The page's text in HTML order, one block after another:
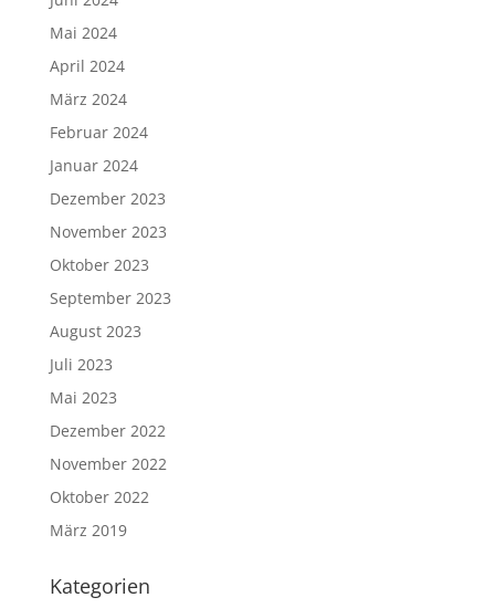
Mai 2024
April 2024
März 2024
Februar 2024
Januar 2024
Dezember 2023
November 2023
Oktober 2023
September 2023
August 2023
Juli 2023
Mai 2023
Dezember 2022
November 2022
Oktober 2022
März 2019
Kategorien